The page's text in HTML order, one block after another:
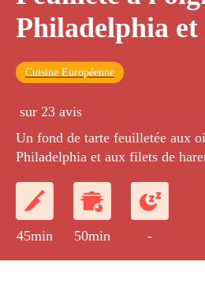
Philadelphia
Cuisine Européenne
sur 23 avis
Un fond de tarte feuilletée aux
Philadelphia et aux filets de
45min 50min -